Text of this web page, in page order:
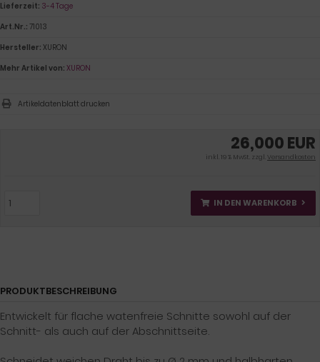
26,000 EUR
inkl. 19 % MwSt. zzgl.Versandkosten
IN DEN WARENKORB
Lieferzeit: 3-4 Tage
Art.Nr.: 71013
Hersteller: XURON
Mehr Artikel von: XURON
Artikeldatenblatt drucken
PRODUKTBESCHREIBUNG
Entwickelt für flache watenfreie Schnitte sowohl auf der
Schnitt- als auch auf der Abschnittseite.